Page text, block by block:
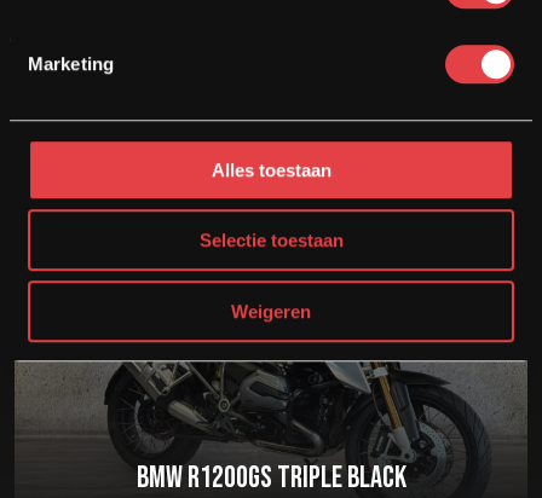
Marketing
Alles toestaan
Selectie toestaan
Weigeren
BMW R1200GS TRIPLE BLACK
€12.950